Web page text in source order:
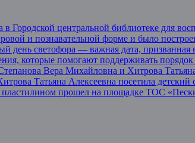
Городской центральной библиотеке для
и познавательной форме и было
день светофора — важная дата,
которые помогают поддерживать
Вера Михайловна и Хитрова
Татьяна Алексеевна посетила детский
пластилином прошел на площадке ТОС